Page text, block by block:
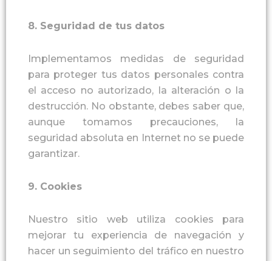
8. Seguridad de tus datos
Implementamos medidas de seguridad
para proteger tus datos personales contra
el acceso no autorizado, la alteración o la
destrucción. No obstante, debes saber que,
aunque tomamos precauciones, la
seguridad absoluta en Internet no se puede
garantizar.
9. Cookies
Nuestro sitio web utiliza cookies para
mejorar tu experiencia de navegación y
hacer un seguimiento del tráfico en nuestro